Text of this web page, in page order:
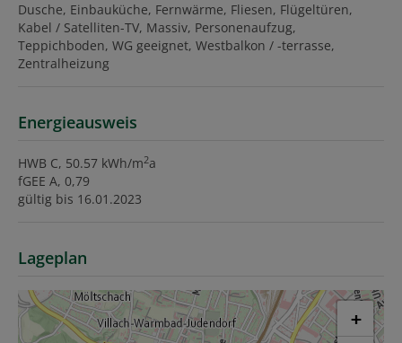
Dusche Einbauküche Fernwärme Fliesen Flügeltüren
Kabel / Satelliten-TV Massiv Personenaufzug
Teppichboden WG geeignet Westbalkon / -terrasse
Zentralheizung
Energieausweis
HWB C, 50.57 kWh/m2a
fGEE A, 0,79
gültig bis 16.01.2023
Lageplan
+